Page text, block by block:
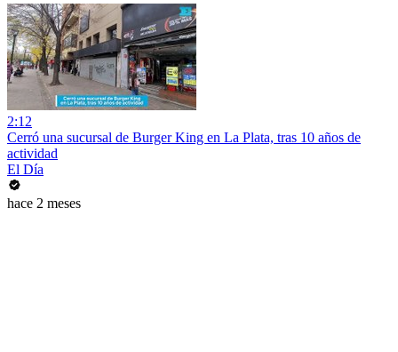
2:12
Cerró una sucursal de Burger King en La Plata, tras 10 años de
actividad
El Día
hace 2 meses